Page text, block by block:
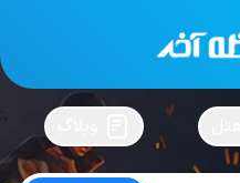
رو بساز !